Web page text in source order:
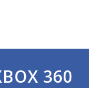
la navigation
360